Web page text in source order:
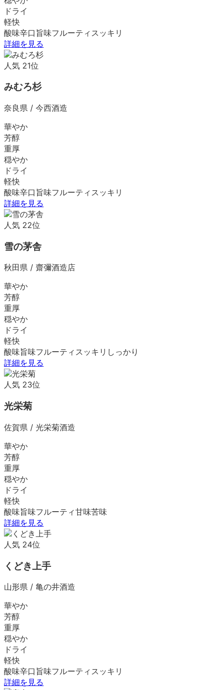
ドライ
軽快
酸味辛口 旨味フルーティ スッキリ
詳細を見る
人気 21位
みむろ杉
奈良県 / 今西酒造
華やか
芳醇
重厚
穏やか
ドライ
軽快
酸味辛口 旨味フルーティ スッキリ
詳細を見る
人気 22位
雪の茅舎
秋田県 / 齋彌酒造店
華やか
芳醇
重厚
穏やか
ドライ
軽快
酸味旨味フルーティ スッキリ しっかり
詳細を見る
人気 23位
光栄菊
佐賀県 / 光栄菊酒造
華やか
芳醇
重厚
穏やか
ドライ
軽快
酸味旨味フルーティ甘味苦味
詳細を見る
人気 24位
くどき上手
山形県 / 亀の井酒造
華やか
芳醇
重厚
穏やか
ドライ
軽快
酸味辛口 旨味フルーティ スッキリ
詳細を見る